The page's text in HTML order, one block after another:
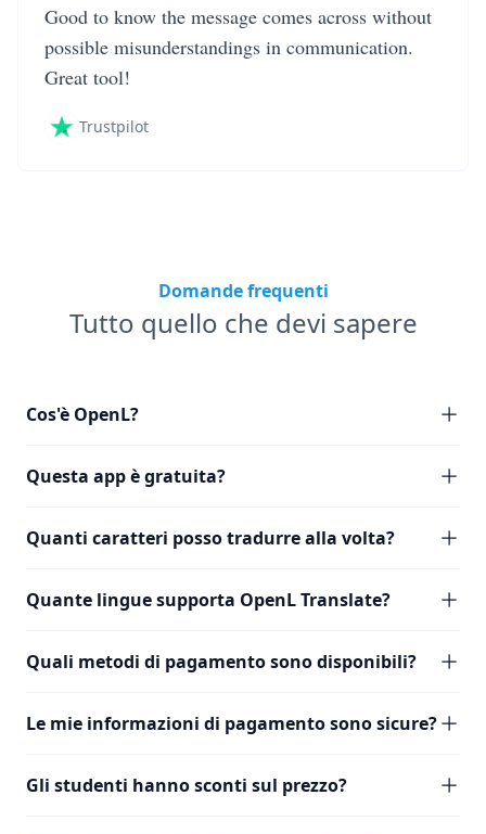
Good to know the message comes across without
possible misunderstandings in communication.
Great tool!
Trustpilot
Domande frequenti
Tutto quello che devi sapere
Cos'è OpenL?
Questa app è gratuita?
Quanti caratteri posso tradurre alla volta?
Quante lingue supporta OpenL Translate?
Quali metodi di pagamento sono disponibili?
Le mie informazioni di pagamento sono sicure?
Gli studenti hanno sconti sul prezzo?